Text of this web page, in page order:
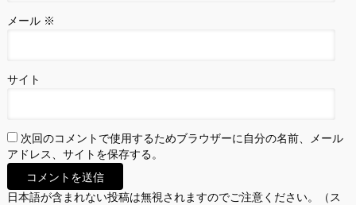
メール ※
サイト
次回のコメントで使用するためブラウザーに自分の名前、メール
アドレス、サイトを保存する。
日本語が含まれない投稿は無視されますのでご注意ください。（ス